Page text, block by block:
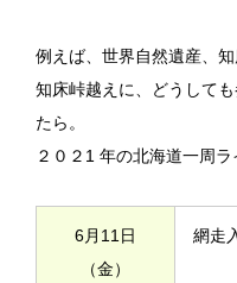
例えば、世界自然遺産、
知床峠越えに、どうして
たら。
２０２1 年の北海道一周ラ
6月11日
（金）
網走